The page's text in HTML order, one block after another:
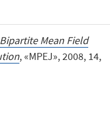
Bipartite Mean Field
, «MPEJ», 2008, 14,